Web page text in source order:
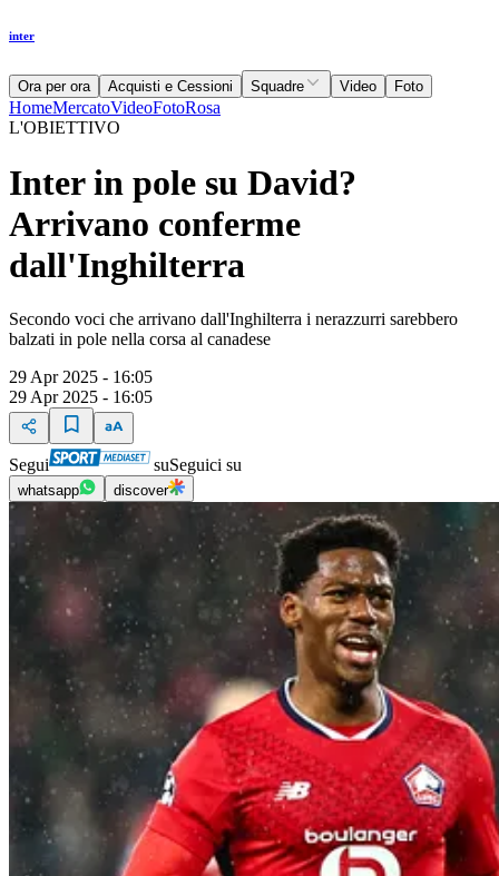
inter
Ora per ora Acquisti e Cessioni Squadre Video Foto
HomeMercatoVideoFotoRosa
L'OBIETTIVO
Inter in pole su David?
Arrivano conferme
dall'Inghilterra
Secondo voci che arrivano dall'Inghilterra i nerazzurri sarebbero
balzati in pole nella corsa al canadese
29 Apr 2025 - 16:05
29 Apr 2025 - 16:05
Segui suSeguici su
whatsapp discover